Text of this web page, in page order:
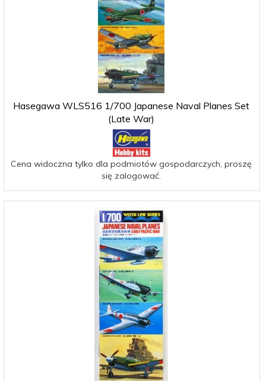
Hasegawa WLS516 1/700 Japanese Naval Planes Set
(Late War)
Cena widoczna tylko dla podmiotów gospodarczych, proszę
się zalogować.